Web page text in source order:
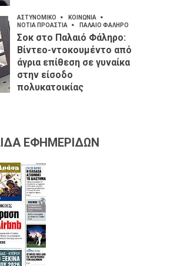
ΑΣΤΥΝΟΜΙΚΟ
ΚΟΙΝΩΝΙΑ
ΝΟΤΙΑ ΠΡΟΑΣΤΙΑ
ΠΑΛΑΙΟ ΦΑΛΗΡΟ
Σοκ στο Παλαιό Φάληρο:
Βίντεο-ντοκουμέντο από
άγρια επίθεση σε γυναίκα
στην είσοδο
πολυκατοικίας
ΕΦΗΜΕΡΙΔΩΝ